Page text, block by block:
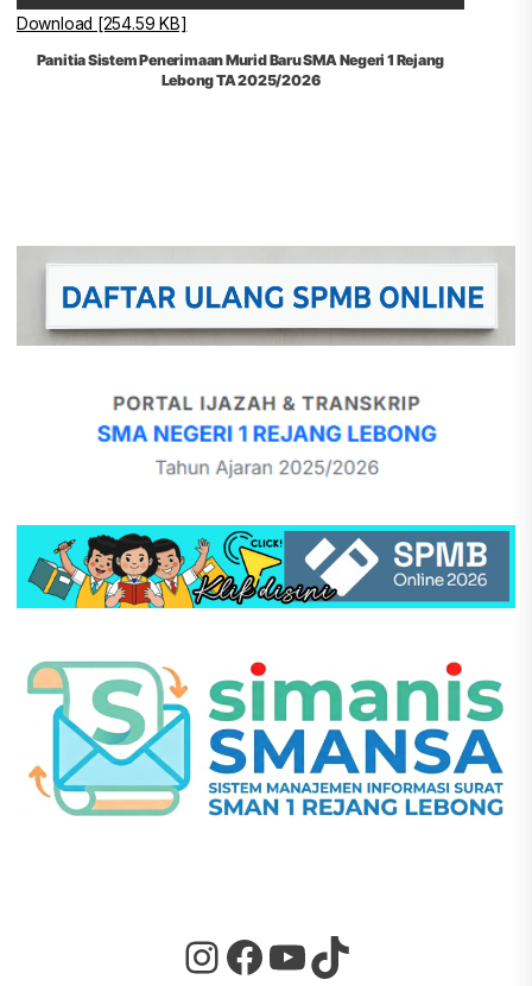
Download [254.59 KB]
Panitia Sistem Penerimaan Murid Baru SMA Negeri 1 Rejang
Lebong TA 2025/2026
Instagram
Facebook
YouTube
TikTok